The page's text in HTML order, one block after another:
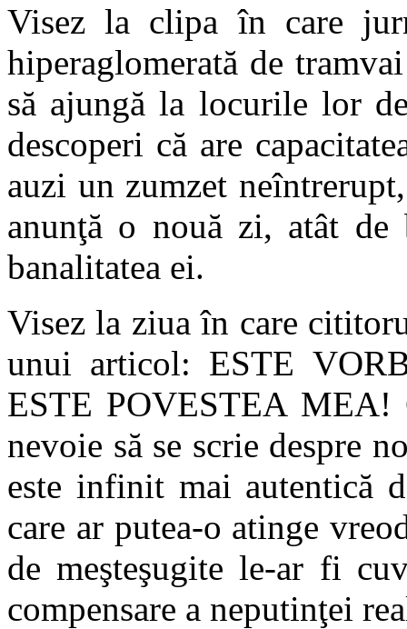
Visez la clipa în care
hiperaglomerată de
să ajungă la locurile lor
descoperi că are
auzi un zumzet
anunţă o nouă zi, atât de
banalitatea ei.
Visez la ziua în care
unui articol: ESTE
ESTE POVESTEA MEA!
nevoie să se scrie despre
este infinit mai autentică
care ar putea-o atinge
de meşteşugite le-ar fi
compensare a neputinţei